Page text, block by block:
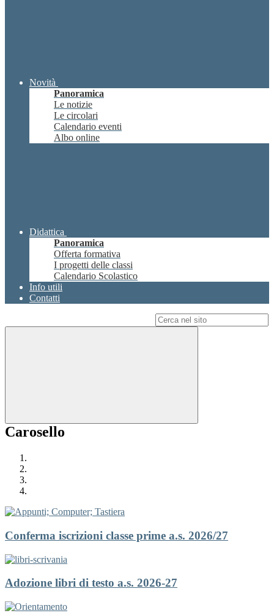
Novità
Panoramica
Le notizie
Le circolari
Calendario eventi
Albo online
Didattica
Panoramica
Offerta formativa
I progetti delle classi
Calendario Scolastico
Info utili
Contatti
Carosello
Conferma iscrizioni classe prime a.s. 2026/27
Adozione libri di testo a.s. 2026-27